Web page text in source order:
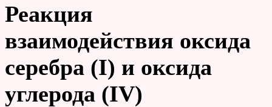
Реакция
взаимодействия оксида
серебра (I) и оксида
углерода (IV)